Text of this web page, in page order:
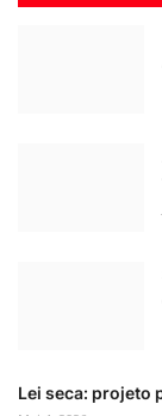
Lei seca: projeto